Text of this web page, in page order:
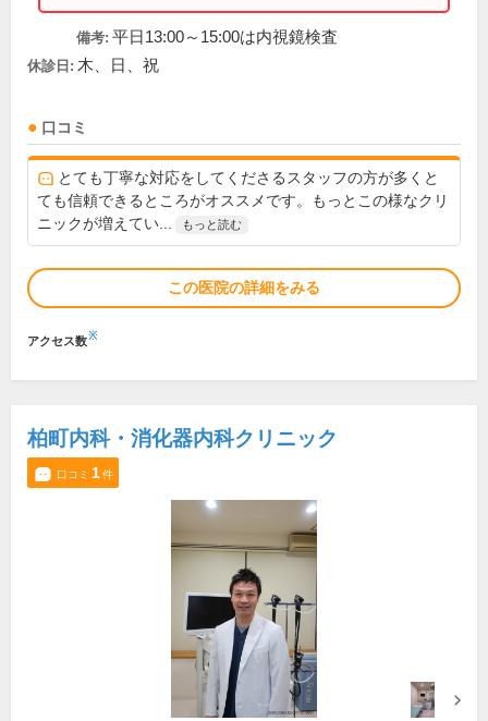
備考: 平日13:00～15:00は内視鏡検査
休診日: 木、日、祝
口コミ
とても丁寧な対応をしてくださるスタッフの方が多くと
ても信頼できるところがオススメです。もっとこの様なクリ
ニックが増えてい...
もっと読む
この医院の詳細をみる
アクセス数※
柏町内科・消化器内科クリニック
口コミ 1件